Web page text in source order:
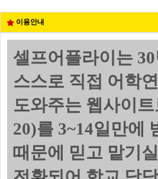
이용안내
셀프어플라이는
스스로 직접 어학
도와주는 웹사이
20)를 3~14일만에
때문에 믿고 맡기